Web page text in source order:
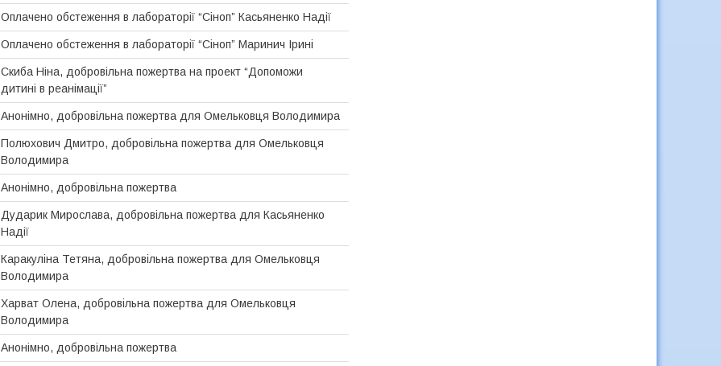
Оплачено обстеження в лабораторії “Сіноп” Касьяненко Надії
Оплачено обстеження в лабораторії “Сіноп” Маринич Ірині
Скиба Ніна, добровільна пожертва на проект “Допоможи
дитині в реанімації”
Анонімно, добровiльна пожертва для Омельковця Володимира
Полюхович Дмитро, добровiльна пожертва для Омельковця
Володимира
Анонімно, добровільна пожертва
Дударик Мирослава, добровільна пожертва для Касьяненко
Надії
Каракуліна Тетяна, добровільна пожертва для Омельковця
Володимира
Харват Олена, добровiльна пожертва для Омельковця
Володимира
Анонімно, добровільна пожертва